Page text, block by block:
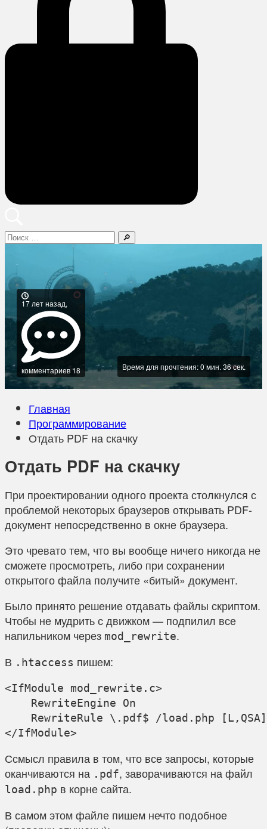
Поиск
17 лет назад,
комментариев 18 Время для прочтения: 0 мин. 36 сек.
Главная
Программирование
Отдать PDF на скачку
Отдать PDF на скачку
При проектировании одного проекта столкнулся с
проблемой некоторых браузеров открывать PDF-
документ непосредственно в окне браузера.
Это чревато тем, что вы вообще ничего никогда не
сможете просмотреть, либо при сохранении
открытого файла получите «битый» документ.
Было принято решение отдавать файлы скриптом.
Чтобы не мудрить с движком — подпилил все
напильником через mod_rewrite.
В .htaccess пишем:
<IfModule mod_rewrite.c>
    RewriteEngine On
    RewriteRule \.pdf$ /load.php [L,QSA]
Ссмысл правила в том, что все запросы, которые
оканчиваются на .pdf, заворачиваются на файл
load.php в корне сайта.
В самом этом файле пишем нечто подобное